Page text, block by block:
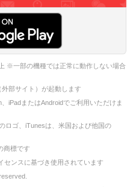
※一部の機種では正常に動作しない場合
外部サイト）が起動します
iPadまたはAndroidでご利用いただけま
ロゴ、iTunesは、米国および他国の
商標です
センスに基づき使用されています